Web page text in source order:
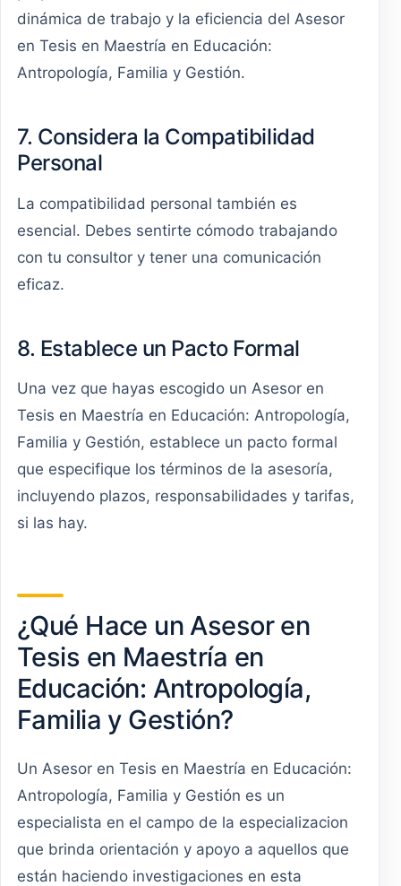
dinámica de trabajo y la eficiencia del Asesor
en Tesis en Maestría en Educación:
Antropología, Familia y Gestión.
7. Considera la Compatibilidad
Personal
La compatibilidad personal también es
esencial. Debes sentirte cómodo trabajando
con tu consultor y tener una comunicación
eficaz.
8. Establece un Pacto Formal
Una vez que hayas escogido un Asesor en
Tesis en Maestría en Educación: Antropología,
Familia y Gestión, establece un pacto formal
que especifique los términos de la asesoría,
incluyendo plazos, responsabilidades y tarifas,
si las hay.
¿Qué Hace un Asesor en
Tesis en Maestría en
Educación: Antropología,
Familia y Gestión?
Un Asesor en Tesis en Maestría en Educación:
Antropología, Familia y Gestión es un
especialista en el campo de la especializacion
que brinda orientación y apoyo a aquellos que
están haciendo investigaciones en esta